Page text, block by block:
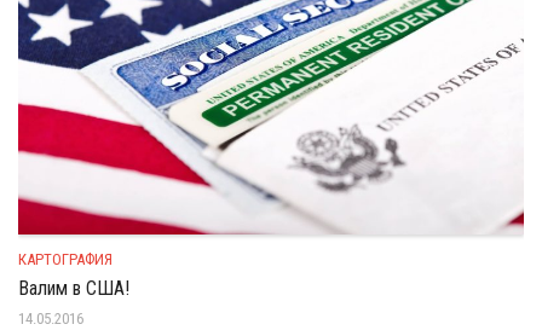
КАРТОГРАФИЯ
Валим в США!
14.05.2016